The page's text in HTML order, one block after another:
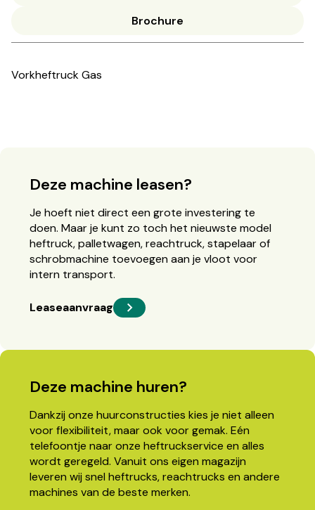
Brochure
Vorkheftruck Gas
Deze machine leasen?
Je hoeft niet direct een grote investering te
doen. Maar je kunt zo toch het nieuwste model
heftruck, palletwagen, reachtruck, stapelaar of
schrobmachine toevoegen aan je vloot voor
intern transport.
Leaseaanvraag
Deze machine huren?
Dankzij onze huurconstructies kies je niet alleen
voor flexibiliteit, maar ook voor gemak. Eén
telefoontje naar onze heftruckservice en alles
wordt geregeld. Vanuit ons eigen magazijn
leveren wij snel heftrucks, reachtrucks en andere
machines van de beste merken.